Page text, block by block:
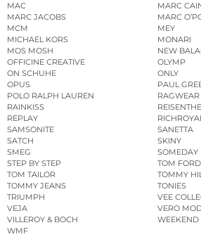
MAC
MARC
MARC JACOBS
MARC
MCM
MEY
MICHAEL KORS
MONARI
MOS MOSH
NEW
OFFICINE CREATIVE
OLYMP
ON SCHUHE
ONLY
OPUS
PAUL
POLO RALPH LAUREN
RAGWEAR
RAINKISS
REPLAY
SAMSONITE
SANETTA
SATCH
SKINY
SMEG
SOMEDAY
STEP BY STEP
TOM FORD
TOM TAILOR
TOMMY
TOMMY JEANS
TONIES
TRIUMPH
VEE
VEJA
VERO
VILLEROY & BOCH
WMF